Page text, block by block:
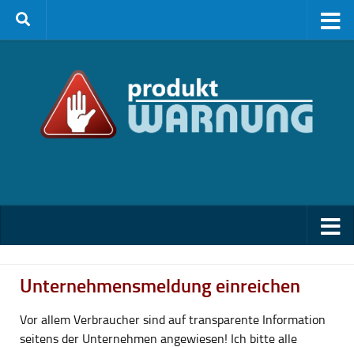
Zum Inhalt springen
Unternehmensmeldung einreichen
Vor allem Verbraucher sind auf transparente Information
seitens der Unternehmen angewiesen! Ich bitte alle